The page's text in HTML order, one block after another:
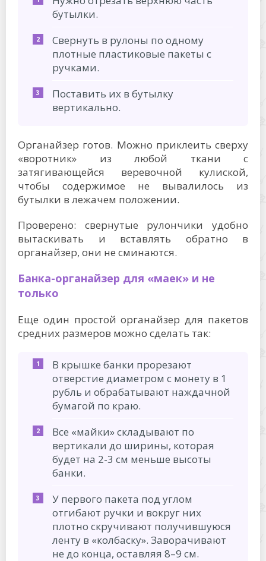
бутылки.
Свернуть в рулоны по одному
плотные пластиковые пакеты с
ручками.
Поставить их в бутылку
вертикально.
Органайзер готов. Можно приклеить сверху
«воротник» из любой ткани с
затягивающейся веревочной кулиской,
чтобы содержимое не вывалилось из
бутылки в лежачем положении.
Проверено: свернутые рулончики удобно
вытаскивать и вставлять обратно в
органайзер, они не сминаются.
Банка-органайзер для «маек» и не
только
Еще один простой органайзер для пакетов
средних размеров можно сделать так:
В крышке банки прорезают
отверстие диаметром с монету в 1
рубль и обрабатывают наждачной
бумагой по краю.
Все «майки» складывают по
вертикали до ширины, которая
будет на 2-3 см меньше высоты
банки.
У первого пакета под углом
отгибают ручки и вокруг них
плотно скручивают получившуюся
ленту в «колбаску». Заворачивают
не до конца, оставляя 8–9 см.